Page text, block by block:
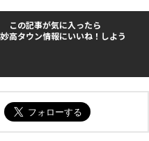
この記事が気に入ったら
妙高タウン情報にいいね！しよう